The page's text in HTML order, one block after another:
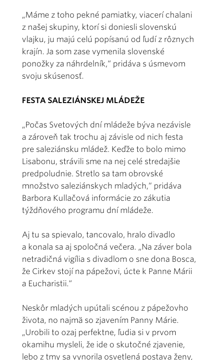
„Máme z toho pekné pamiatky, viacerí chalani
z našej skupiny, ktorí si doniesli slovenskú
vlajku, ju majú celú popísanú od ľudí z rôznych
krajín. Ja som zase vymenila slovenské
ponožky za náhrdelník,“ pridáva s úsmevom
svoju skúsenosť.
FESTA SALEZIÁNSKEJ MLÁDEŽE
„Počas Svetových dní mládeže býva nezávisle
a zároveň tak trochu aj závisle od nich festa
pre saleziánsku mládež. Keďže to bolo mimo
Lisabonu, strávili sme na nej celé stredajšie
predpoludnie. Stretlo sa tam obrovské
množstvo saleziánskych mladých,“ pridáva
Barbora Kullačová informácie zo zákutia
týždňového programu dní mládeže.
Aj tu sa spievalo, tancovalo, hralo divadlo
a konala sa aj spoločná večera. „Na záver bola
netradičná vigília s divadlom o sne dona Bosca,
že Cirkev stojí na pápežovi, úcte k Panne Márii
a Eucharistii.“
Neskôr mladých upútali scénou z pápežovho
života, no najmä so zjavením Panny Márie.
„Urobili to ozaj perfektne, ľudia si v prvom
okamihu mysleli, že ide o skutočné zjavenie,
lebo z tmy sa vynorila osvetlená postava ženy,